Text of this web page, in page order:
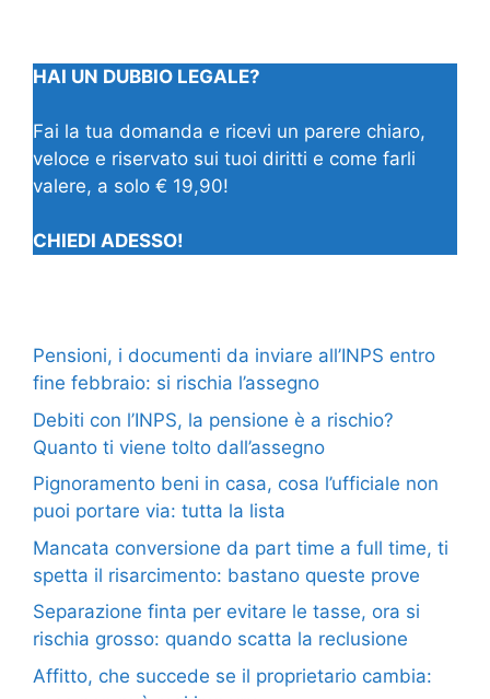
HAI UN DUBBIO LEGALE?
Fai la tua domanda e ricevi un parere chiaro,
veloce e riservato sui tuoi diritti e come farli
valere, a solo € 19,90!
CHIEDI ADESSO!
Pensioni, i documenti da inviare all’INPS entro
fine febbraio: si rischia l’assegno
Debiti con l’INPS, la pensione è a rischio?
Quanto ti viene tolto dall’assegno
Pignoramento beni in casa, cosa l’ufficiale non
puoi portare via: tutta la lista
Mancata conversione da part time a full time, ti
spetta il risarcimento: bastano queste prove
Separazione finta per evitare le tasse, ora si
rischia grosso: quando scatta la reclusione
Affitto, che succede se il proprietario cambia: